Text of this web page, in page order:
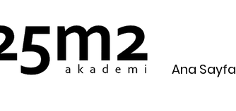
Ana Sayfa